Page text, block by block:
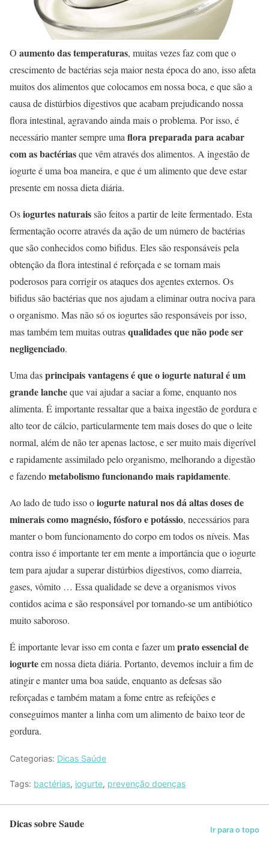
O aumento das temperaturas, muitas vezes faz com que o
crescimento de bactérias seja maior nesta época do ano, isso afeta
muitos dos alimentos que colocamos em nossa boca, e que são a
causa de distúrbios digestivos que acabam prejudicando nossa
flora intestinal, agravando ainda mais o problema. Por isso, é
necessário manter sempre uma flora preparada para acabar
com as bactériasque vêm através dos alimentos. A ingestão de
iogurte é uma boa maneira, e que é um alimento que deve estar
presente em nossa dieta diária.
Osiogurtes naturaissão feitos a partir de leite fermentado. Esta
fermentação ocorre através da ação de um número de bactérias
que são conhecidos como bifidus. Eles são responsáveis ​​pela
obtenção da flora intestinal é reforçada e se tornam mais
poderosos para corrigir os ataques dos agentes externos. Os
bifidus são bactérias que nos ajudam a eliminar outra nociva para
o organismo. Mas não só os iogurtes são responsáveis ​​por isso,
mas também tem muitas outrasqualidades que não pode ser
negligenciado.
Uma dasprincipais vantagens é que o iogurte natural é um
grande lancheque vai ajudar a saciar a fome, enquanto nos
alimenta. É importante ressaltar que a baixa ingestão de gordura e
alto teor de cálcio, particularmente tem mais doses do que o leite
normal, além de não ter apenas lactose, e ser muito mais digerível
e rapidamente assimilado pelo organismo, melhorando a digestão
e fazendometabolismo funcionando mais rapidamente.
Ao lado de tudo isso oiogurte natural nos dá altas doses de
minerais como magnésio, fósforo e potássio, necessários para
manter o bom funcionamento do corpo em todos os níveis. Mas
contra isso é importante ter em mente a importância que o iogurte
tem para ajudar a superar distúrbios digestivos, como diarreia,
gases, vômito … Essa qualidade se deve a organismos vivos
contidos acima e são responsável por tornando-se um antibiótico
muito saboroso.
É importante levar isso em conta e fazer umprato essencial de
iogurteem nossa dieta diária. Portanto, devemos incluir a fim de
atingir e manter uma boa saúde, enquanto as defesas são
reforçadas e também matam a fome entre as refeições e
conseguimos manter a linha com um alimento de baixo teor de
gordura.
Categorias: Dicas Saúde
Tags: bactérias, iogurte, prevenção doenças
Dicas sobre Saude Ir para o topo